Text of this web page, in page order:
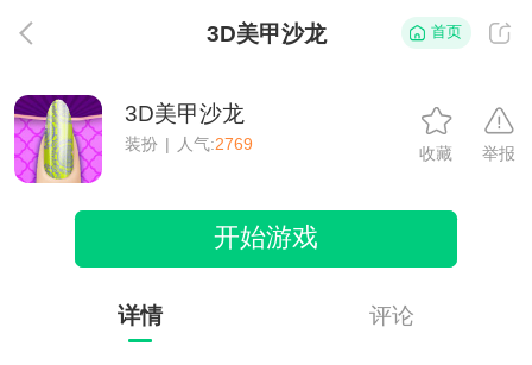
3D美甲沙龙 首页
3D美甲沙龙
装扮 | 人气:2769 收藏 举报
开始游戏
详情 评论